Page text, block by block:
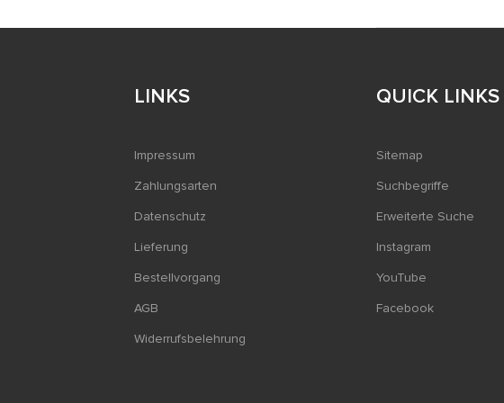
LINKS
Impressum
Zahlungsarten
Datenschutz
Lieferung
Bestellvorgang
AGB
Widerrufsbelehrung
QUICK LINKS
Sitemap
Suchbegriffe
Erweiterte Suche
Instagram
YouTube
Facebook